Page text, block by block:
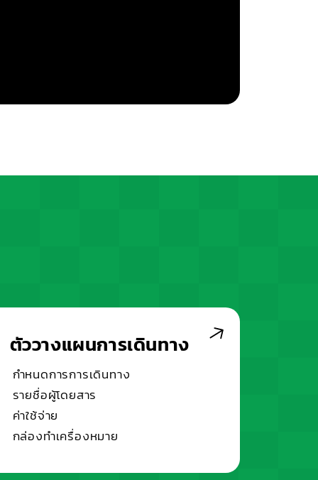
ตัววางแผนการเดินทาง
กำหนดการการเดินทาง
รายชื่อผู้โดยสาร
ค่าใช้จ่าย
กล่องทำเครื่องหมาย